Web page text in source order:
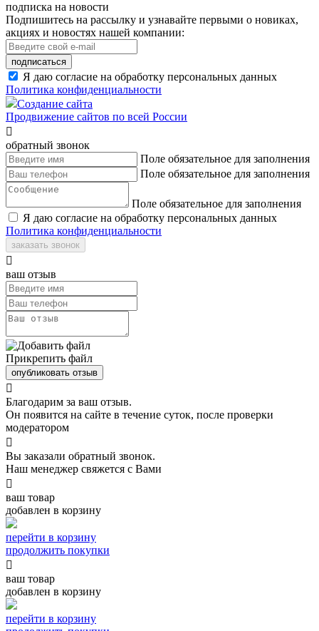
подписка на новости
Подпишитесь на рассылку и узнавайте первыми о новиках,
акциях и новостях нашей компании:
подписаться
Я даю согласие на обработку персональных данных
Политика конфиденциальности
Создание сайта
Продвижение сайтов по всей России

обратный звонок
Поле обязательное для заполнения
Поле обязательное для заполнения
Поле обязательное для заполнения
Я даю согласие на обработку персональных данных
Политика конфиденциальности
заказать звонок

ваш отзыв
Прикрепить файл
опубликовать отзыв

Благодарим за ваш отзыв.
Он появится на сайте в течение суток, после проверки
модератором

Вы заказали обратный звонок.
Наш менеджер свяжется с Вами

ваш товар
добавлен в корзину
перейти в корзину
продолжить покупки

ваш товар
добавлен в корзину
перейти в корзину